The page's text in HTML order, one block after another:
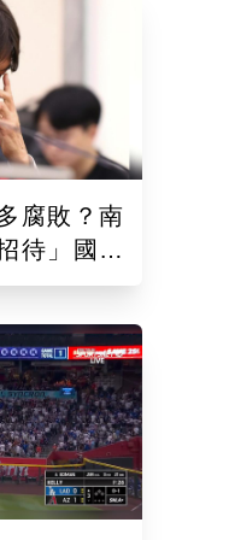
腐敗？南
待」國際
丟臉丟到